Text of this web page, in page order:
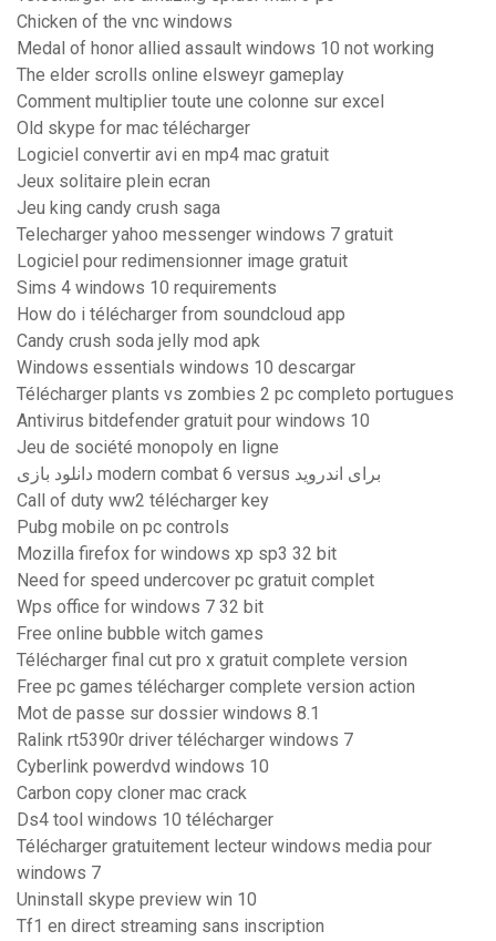
Chicken of the vnc windows
Medal of honor allied assault windows 10 not working
The elder scrolls online elsweyr gameplay
Comment multiplier toute une colonne sur excel
Old skype for mac télécharger
Logiciel convertir avi en mp4 mac gratuit
Jeux solitaire plein ecran
Jeu king candy crush saga
Telecharger yahoo messenger windows 7 gratuit
Logiciel pour redimensionner image gratuit
Sims 4 windows 10 requirements
How do i télécharger from soundcloud app
Candy crush soda jelly mod apk
Windows essentials windows 10 descargar
Télécharger plants vs zombies 2 pc completo portugues
Antivirus bitdefender gratuit pour windows 10
Jeu de société monopoly en ligne
دانلود بازی modern combat 6 versus برای اندروید
Call of duty ww2 télécharger key
Pubg mobile on pc controls
Mozilla firefox for windows xp sp3 32 bit
Need for speed undercover pc gratuit complet
Wps office for windows 7 32 bit
Free online bubble witch games
Télécharger final cut pro x gratuit complete version
Free pc games télécharger complete version action
Mot de passe sur dossier windows 8.1
Ralink rt5390r driver télécharger windows 7
Cyberlink powerdvd windows 10
Carbon copy cloner mac crack
Ds4 tool windows 10 télécharger
Télécharger gratuitement lecteur windows media pour
windows 7
Uninstall skype preview win 10
Tf1 en direct streaming sans inscription